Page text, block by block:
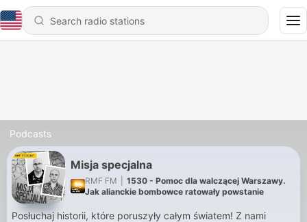
Podcasts
Misja specjalna
RMF FM
1530 - Pomoc dla walczącej Warszawy.
Jak alianckie bombowce ratowały powstanie
Posłuchaj historii, które poruszyły całym światem! Z nami